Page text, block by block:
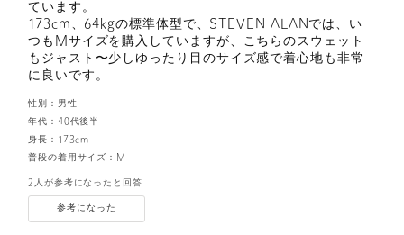
ています。
173cm、64kgの標準体型で、STEVEN ALANでは、い
つもMサイズを購入していますが、こちらのスウェット
もジャスト〜少しゆったり目のサイズ感で着心地も非常
に良いです。
性別： 男性
年代： 40代後半
身長： 173cm
普段の着用サイズ： M
2人が参考になったと回答
参考になった